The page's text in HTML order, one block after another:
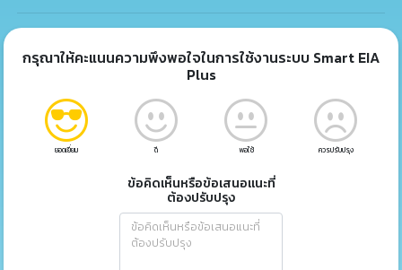
กรุณาให้คะแนนความพึงพอใจในการใช้งานระบบ Smart EIA
Plus
ยอดเยี่ยม ดี พอใช้ ควรปรับปรุง
ข้อคิดเห็นหรือข้อเสนอแนะที่
ต้องปรับปรุง